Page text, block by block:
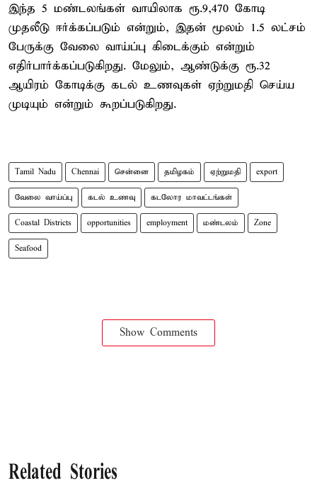
இந்த 5 மண்டலங்கள் வாயிலாக ரூ.9,470 கோடி
முதலீடு ஈர்க்கப்படும் என்றும், இதன் மூலம் 1.5 லட்சம்
பேருக்கு வேலை வாய்ப்பு கிடைக்கும் என்றும்
எதிர்பார்க்கப்படுகிறது. மேலும், ஆண்டுக்கு ரூ.32
ஆயிரம் கோடிக்கு கடல் உணவுகள் ஏற்றுமதி செய்ய
முடியும் என்றும் கூறப்படுகிறது.
Tamil Nadu Chennai சென்னை தமிழகம் ஏற்றுமதி export
வேலை வாய்ப்பு கடல் உணவு கடலோர மாவட்டங்கள்
Coastal Districts opportunities employment மண்டலம் Zone
Seafood
Show Comments
Related Stories